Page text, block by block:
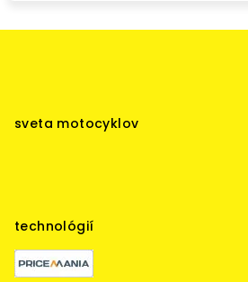
sveta motocyklov
technológií